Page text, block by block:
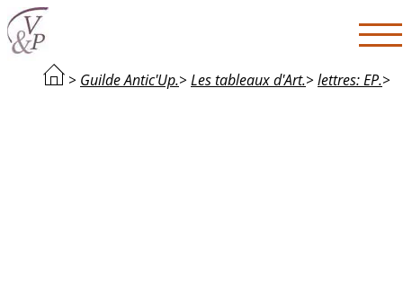
> Guilde Antic'Up.> Les tableaux d'Art.> lettres: EP.>